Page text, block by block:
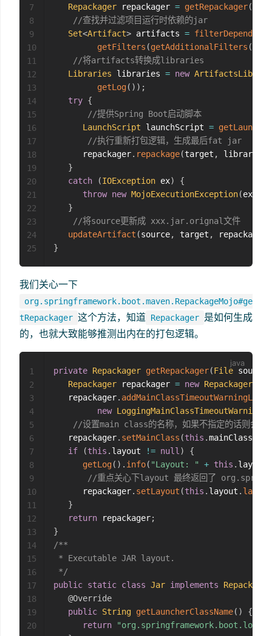
Repackager repackager = getRepackager(
//查找并过滤项目运行时依赖的jar
Set<Artifact> artifacts =
getFilters (getAdditionalFilters (
//将artifacts转换成libraries
Libraries libraries = new
getLog( ) ) ;
try {
//提供Spring Boot启动脚本
LaunchScript launchScript =
//执行重新打包逻辑，生成最后fat jar
      repackager
. repackage(target , libraries
}
catch
(IOException ex)
{
throw new MojoExecutionException(ex
}
//将source更新成 xxx.jar.orignal文件
updateArtifact (source, target , repackager
}
7
8
9
10
11
12
13
14
15
16
17
18
19
20
21
22
23
24
25
我们关心一下
org.springframework.boot.maven.RepackageMojo#ge
tRepackager 这个方法，知道 Repackager 是如何生成
的，也就大致能够推测出内在的打包逻辑。
private Repackager getRepackager(File source
Repackager repackager = new Repackager
   repackager
.
new
//设置main class的名称，如果不指定的话则会
   repackager
. setMainClass (this .mainClass
if
(this . layout != null)
{
getLog( ) . info( "Layout: " + this . layout
//重点关心下layout 最终返回了
      repackager
. setLayout (this . layout . layout
}
return repackager;
}
/**
* Executable JAR layout.
*/
public static class Jar implements
@Override
public String getLauncherClassName( )
{
return
1
2
3
4
5
6
7
8
9
10
11
12
13
14
15
16
17
18
19
20